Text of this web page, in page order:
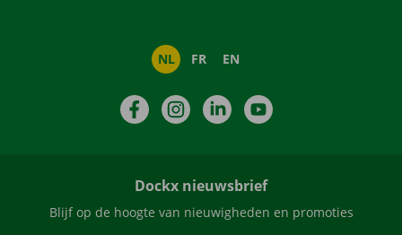
NL FR EN
FacebookInstagramLinkedIn
Dockx nieuwsbrief
Blijf op de hoogte van nieuwigheden en promoties